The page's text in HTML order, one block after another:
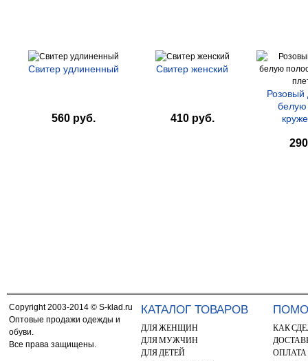
Свитер удлиненный
560 руб.
Свитер женский
410 руб.
белую
Copyright 2003-2014 © S-klad.ru
Оптовые продажи одежды и
обуви.
Все права защищены.
КАТАЛОГ ТОВАРОВ
ДЛЯ ЖЕНЩИН
ДЛЯ МУЖЧИН
ДЛЯ ДЕТЕЙ
КАК
ОПЛАТА